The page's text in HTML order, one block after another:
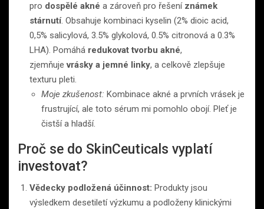
pro dospělé akné a zároveň pro řešení známek
stárnutí. Obsahuje kombinaci kyselin (2% dioic acid,
0,5% salicylová, 3.5% glykolová, 0.5% citronová a 0.3%
LHA). Pomáhá redukovat tvorbu akné,
zjemňujevrásky a jemné linky, a celkově zlepšuje
texturu pleti.
Moje zkušenost: Kombinace akné a prvních vrásek je
frustrující, ale toto sérum mi pomohlo obojí. Pleť je
čistší a hladší.
Proč se do SkinCeuticals vyplatí
investovat?
Vědecky podložená účinnost: Produkty jsou
výsledkem desetiletí výzkumu a podloženy klinickými